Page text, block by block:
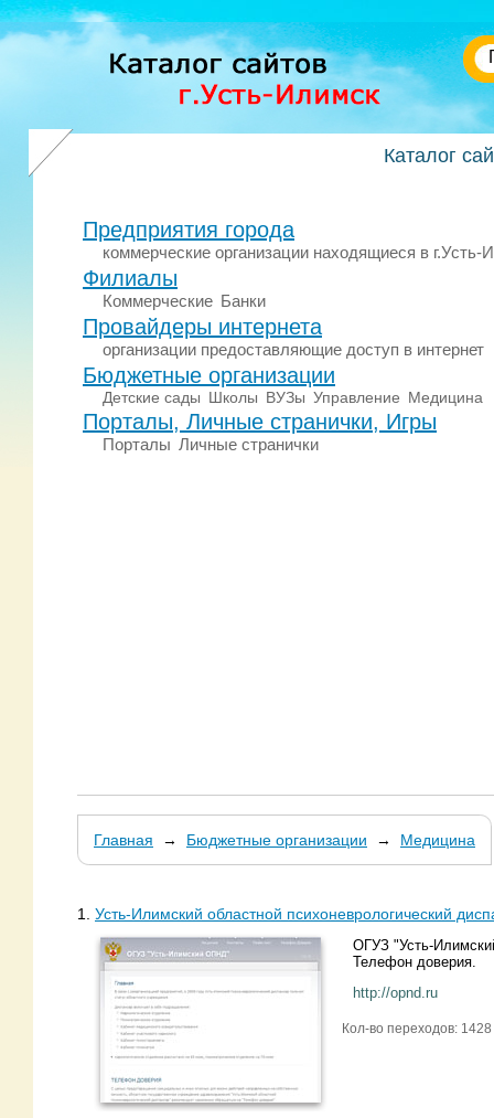
Каталог
Предприятия города
коммерческие организации находящиеся в г.Усть-
Филиалы
Коммерческие Банки
Провайдеры интернета
организации предоставляющие доступ в интернет
Бюджетные организации
Детские сады Школы ВУЗы Управление Медицина
Порталы, Личные странички, Игры
Порталы Личные странички
Главная → Бюджетные организации → Медицина
1. Усть-Илимский областной психоневрологический
ОГУЗ "Усть-
Телефон доверия.
http://opnd.ru
Кол-во переходов: 1428